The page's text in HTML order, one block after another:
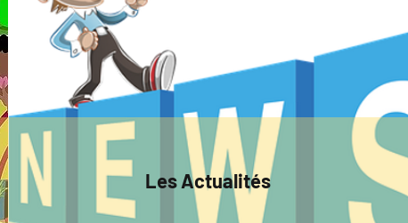
Les Actualités